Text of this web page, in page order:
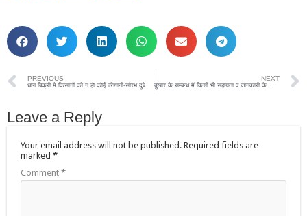
PREVIOUS
धान बिक्री में किसानों को न हो कोई परेशानी-सौरभ दुबे
NEXT
बुखार के सम्बन्ध में किसी भी सहायता व जानकारी के लिए कन्ट्रोल रूम नम्बर पर तत्काल सम्पर्क करेंः-जिलाधिकारी
Leave a Reply
Your email address will not be published. Required fields are
marked *
Comment *